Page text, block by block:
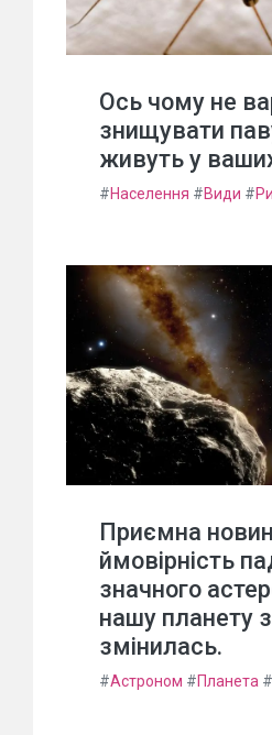
Ось чому не
знищувати
живуть у
#Населення #Види #
Приємна
ймовірність
значного
нашу планету
змінилась.
#Астроном #Планета #